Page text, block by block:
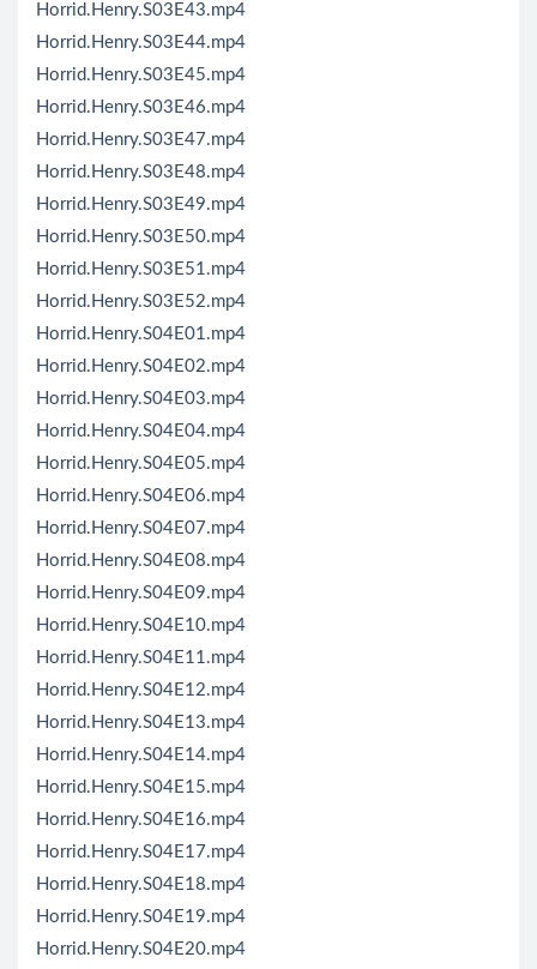
Horrid.Henry.S03E43.mp4
Horrid.Henry.S03E44.mp4
Horrid.Henry.S03E45.mp4
Horrid.Henry.S03E46.mp4
Horrid.Henry.S03E47.mp4
Horrid.Henry.S03E48.mp4
Horrid.Henry.S03E49.mp4
Horrid.Henry.S03E50.mp4
Horrid.Henry.S03E51.mp4
Horrid.Henry.S03E52.mp4
Horrid.Henry.S04E01.mp4
Horrid.Henry.S04E02.mp4
Horrid.Henry.S04E03.mp4
Horrid.Henry.S04E04.mp4
Horrid.Henry.S04E05.mp4
Horrid.Henry.S04E06.mp4
Horrid.Henry.S04E07.mp4
Horrid.Henry.S04E08.mp4
Horrid.Henry.S04E09.mp4
Horrid.Henry.S04E10.mp4
Horrid.Henry.S04E11.mp4
Horrid.Henry.S04E12.mp4
Horrid.Henry.S04E13.mp4
Horrid.Henry.S04E14.mp4
Horrid.Henry.S04E15.mp4
Horrid.Henry.S04E16.mp4
Horrid.Henry.S04E17.mp4
Horrid.Henry.S04E18.mp4
Horrid.Henry.S04E19.mp4
Horrid.Henry.S04E20.mp4